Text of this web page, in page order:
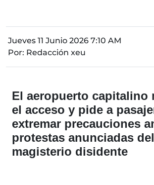
Jueves 11 Junio 2026 7:10 AM
Por: Redacción xeu
El aeropuerto capitalino
el acceso y pide a
extremar precauciones
protestas anunciadas del
magisterio disidente